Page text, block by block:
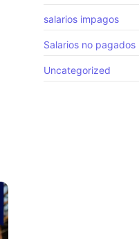
salarios impagos
Salarios no pagados
Uncategorized